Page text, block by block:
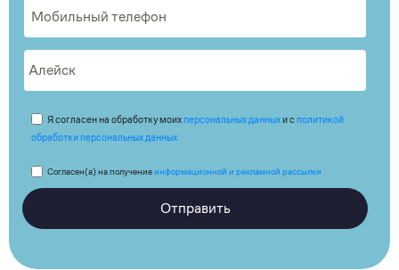
Я согласен на обработку моих персональных данныхи с политикой
обработки персональных данных
Согласен(а) на получениеинформационной и рекламной рассылки
Отправить